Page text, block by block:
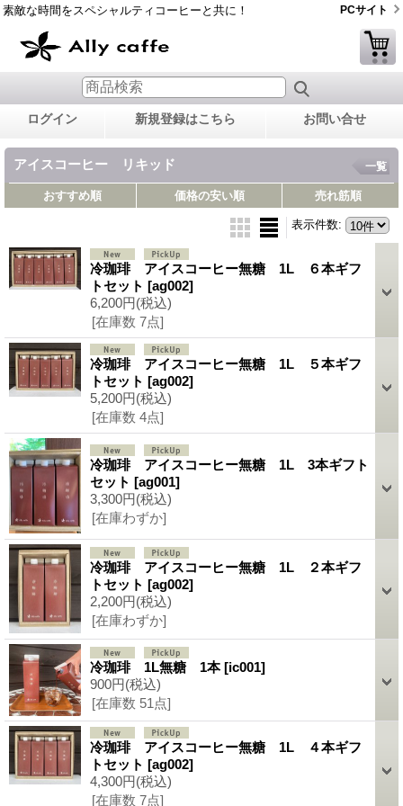
素敵な時間をスペシャルティコーヒーと共に！ PCサイト
ログイン 新規登録はこちら お問い合せ
アイスコーヒー リキッド 一覧
おすすめ順 価格の安い順 売れ筋順
表示件数:
冷珈琲 アイスコーヒー無糖 1L ６本ギフ
トセット [ag002]
6,200円(税込)
[在庫数 7点]
冷珈琲 アイスコーヒー無糖 1L ５本ギフ
トセット [ag002]
5,200円(税込)
[在庫数 4点]
冷珈琲 アイスコーヒー無糖 1L 3本ギフト
セット [ag001]
3,300円(税込)
[在庫わずか]
冷珈琲 アイスコーヒー無糖 1L ２本ギフ
トセット [ag002]
2,200円(税込)
[在庫わずか]
冷珈琲 1L無糖 1本[ic001]
900円(税込)
[在庫数 51点]
冷珈琲 アイスコーヒー無糖 1L ４本ギフ
トセット [ag002]
4,300円(税込)
[在庫数 7点]